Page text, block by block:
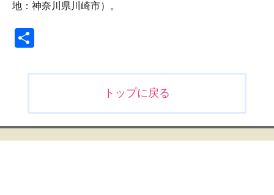
地：神奈川県川崎市）。
ビ
ゲ
トップに戻る